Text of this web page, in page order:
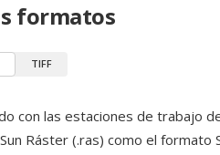
formatos
TIFF
con las estaciones de trabajo
Ráster (.ras) como el formato